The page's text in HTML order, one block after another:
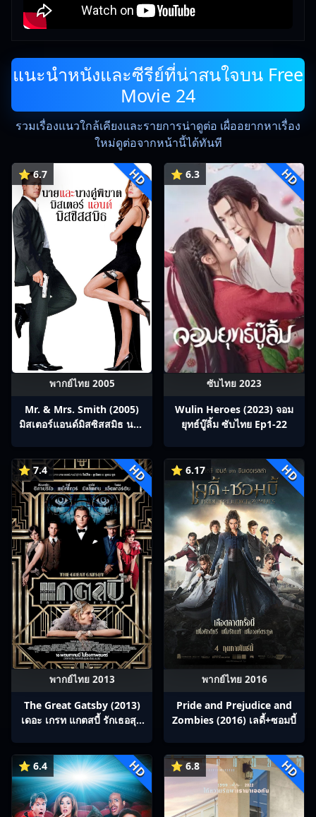
แนะนำหนังและซีรีย์ที่น่าสนใจบน Free
Movie 24
รวมเรื่องแนวใกล้เคียงและรายการน่าดูต่อ เผื่ออยากหาเรื่อง
ใหม่ดูต่อจากหน้านี้ได้ทันที
⭐ 6.7 HD
พากย์ไทย 2005
Mr. & Mrs. Smith (2005)
มิสเตอร์แอนด์มิสซิสสมิธ นาย
⭐ 6.3 HD
ซับไทย 2023
Wulin Heroes (2023) จอม
ยุทธ์บู๊ลิ้ม ซับไทย Ep1-22
⭐ 7.4 HD
พากย์ไทย 2013
The Great Gatsby (2013)
เดอะ เกรท แกตสบี้ รักเธอสุด
⭐ 6.17 HD
พากย์ไทย 2016
Pride and Prejudice and
Zombies (2016) เลดี้+ซอมบี้
⭐ 6.4 HD ⭐ 6.8 HD